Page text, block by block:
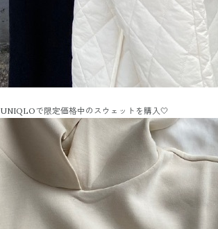
UNIQLOで限定価格中のスウェットを購入🤍